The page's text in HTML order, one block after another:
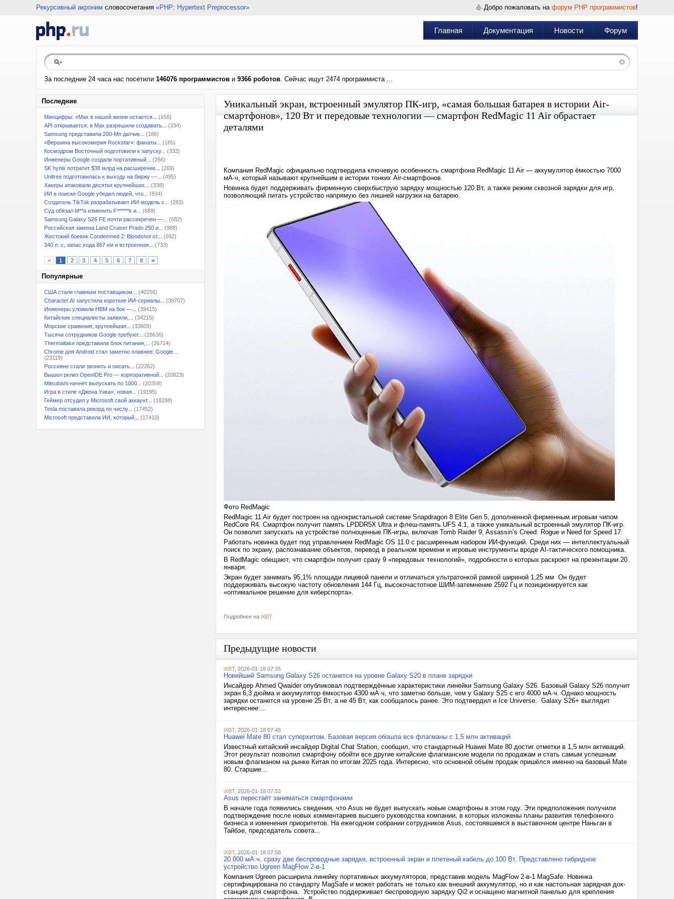
Рекурсивный акроним словосочетания «PHP: Hypertext Preprocessor» Добро пожаловать на форум PHP программистов!
Главная Документация Новости Форум
За последние 24 часа нас посетили 146076 программистов и 9366 роботов. Сейчас ищут 2474 программиста ...
Последние
Минцифры: «Max в нашей жизни остается...
(156)
API открывается: в Max разрешили создавать...
(334)
Samsung представила 200-Мп датчик...
(166)
«Вершина высокомерия Rockstar»: фанаты...
(165)
Космодром Восточный подготовили к запуску...
(332)
Инженеры Google создали портативный...
(266)
SK hynix потратит $38 млрд на расширение...
(269)
Unitree подготовилась к выходу на биржу —...
(495)
Хакеры атаковали десятки крупнейших...
(338)
ИИ в поиске Google убедил людей, что...
(834)
Создатель TikTok разрабатывает ИИ-модель с...
(283)
Суд обязал M**a изменить F******k и...
(689)
Samsung Galaxy S26 FE почти рассекречен —...
(682)
Российская замена Land Cruiser Prado 250 и...
(988)
Жестокий боевик Condemned 2: Bloodshot от...
(692)
340 л. с, запас хода 867 км и встроенная...
(733)
< 1 2 3 4 5 6 7 8 >
Популярные
США стали главным поставщиком...
(40256)
Character.AI запустила короткие ИИ-сериалы...
(39707)
Инженеры уложили HBM на бок —...
(39415)
Китайские специалисты заявили,...
(34215)
Морские сражения, крупнейшая...
(33609)
Тысячи сотрудников Google требуют...
(28636)
Thermaltake представила блок питания,...
(26714)
Chrome для Android стал заметно плавнее: Google...
(23119)
Россияне стали звонить и писать...
(22262)
Вышел релиз OpenIDE Pro — корпоративной...
(20823)
Mitsubishi начнёт выпускать по 1000...
(20358)
Игра в стиле «Джона Уика», новая...
(19195)
Геймер отсудил у Microsoft свой аккаунт...
(18288)
Tesla поставила рекорд по числу...
(17452)
Microsoft представила ИИ, который...
(17410)
Уникальный экран, встроенный эмулятор ПК-игр, «самая большая батарея в истории Air-
смартфонов», 120 Вт и передовые технологии — смартфон RedMagic 11 Air обрастает
деталями
Компания RedMagic официально подтвердила ключевую особенность смартфона RedMagic 11 Air — аккумулятор ёмкостью 7000
мА·ч, который называют крупнейшим в истории тонких Air-смартфонов.
Новинка будет поддерживать фирменную сверхбыструю зарядку мощностью 120 Вт, а также режим сквозной зарядки для игр,
позволяющий питать устройство напрямую без лишней нагрузки на батарею.
Фото RedMagic
RedMagic 11 Air будет построен на однокристальной системе Snapdragon 8 Elite Gen 5, дополненной фирменным игровым чипом
RedCore R4. Смартфон получит память LPDDR5X Ultra и флеш-память UFS 4.1, а также уникальный встроенный эмулятор ПК-игр.
Он позволит запускать на устройстве полноценные ПК-игры, включая Tomb Raider 9, Assassin’s Creed: Rogue и Need for Speed 17.
Работать новинка будет под управлением RedMagic OS 11.0 с расширенным набором ИИ-функций. Среди них — интеллектуальный
поиск по экрану, распознавание объектов, перевод в реальном времени и игровые инструменты вроде AI-тактического помощника.
В RedMagic обещают, что смартфон получит сразу 9 «передовых технологий», подробности о которых раскроют на презентации 20
января.
Экран будет занимать 95,1% площади лицевой панели и отличаться ультратонкой рамкой шириной 1,25 мм Он будет
поддерживать высокую частоту обновления 144 Гц, высокочастотное ШИМ-затемнение 2592 Гц и позиционируется как
«оптимальное решение для киберспорта».
Подробнее на iXBT
Предыдущие новости
iXBT, 2026-01-18 07:35
Новейший Samsung Galaxy S26 останется на уровне Galaxy S20 в плане зарядки
Инсайдер Ahmed Qwaider опубликовал подтверждённые характеристики линейки Samsung Galaxy S26. Базовый Galaxy S26 получит
экран 6,3 дюйма и аккумулятор ёмкостью 4300 мА·ч, что заметно больше, чем у Galaxy S25 с его 4000 мА·ч. Однако мощность
зарядки останется на уровне 25 Вт, а не 45 Вт, как сообщалось ранее. Это подтвердил и Ice Universe. Galaxy S26+ выглядит
интереснее:...
iXBT, 2026-01-18 07:48
Huawei Mate 80 стал суперхитом. Базовая версия обошла все флагманы с 1,5 млн активаций
Известный китайский инсайдер Digital Chat Station, сообщил, что стандартный Huawei Mate 80 достиг отметки в 1,5 млн активаций.
Этот результат позволил смартфону обойти все другие китайские флагманские модели по продажам и стать самым успешным
новым флагманом на рынке Китая по итогам 2025 года. Интересно, что основной объём продаж пришёлся именно на базовый Mate
80. Старшие...
iXBT, 2026-01-18 07:53
Asus перестаёт заниматься смартфонами
В начале года появились сведения, что Asus не будет выпускать новые смартфоны в этом году. Эти предположения получили
подтверждение после новых комментариев высшего руководства компании, в которых изложены планы развития телефонного
бизнеса и изменения приоритетов. На ежегодном собрании сотрудников Asus, состоявшемся в выставочном центре Наньган в
Тайбэе, председатель совета...
iXBT, 2026-01-18 07:58
20 000 мА·ч, сразу две беспроводные зарядки, встроенный экран и плетеный кабель до 100 Вт. Представлено гибридное
устройство Ugreen MagFlow 2-в-1
Компания Ugreen расширила линейку портативных аккумуляторов, представив модель MagFlow 2-в-1 MagSafe. Новинка
сертифицирована по стандарту MagSafe и может работать не только как внешний аккумулятор, но и как настольная зарядная док-
станция для смартфона. Устройство поддерживает беспроводную зарядку Qi2 и оснащено магнитной панелью для крепления